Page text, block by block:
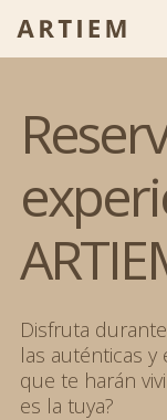
Disfruta
las auténticas y
que te harán
es la tuya?